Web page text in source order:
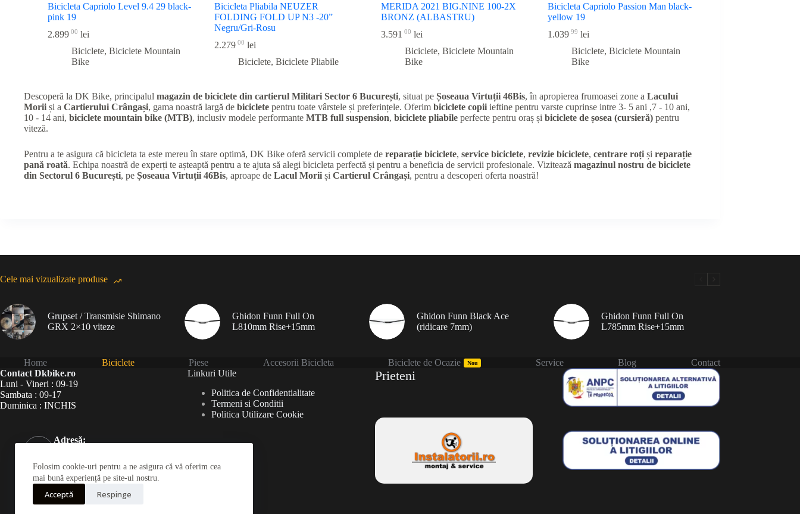
Folosim cookie-uri pentru a ne asigura că vă oferim cea
mai bună experiență pe site-ul nostru.
Acceptă Respinge
Bicicleta Capriolo Level 9.4 29 black-
pink 19
2.899 00 lei
Biciclete, Biciclete Mountain
Bike
Bicicleta Pliabila NEUZER
FOLDING FOLD UP N3 -20”
Negru/Gri-Rosu
2.27900 lei
Biciclete, Biciclete Pliabile
MERIDA 2021 BIG.NINE 100-2X
BRONZ (ALBASTRU)
3.591 00 lei
Biciclete, Biciclete Mountain
Bike
Bicicleta Capriolo Passion Man black-
yellow 19
1.03999 lei
Biciclete, Biciclete Mountain
Bike
Descoperă la DK Bike, principalul magazin de biciclete din cartierul Militari Sector 6 București, situat pe Șoseaua Virtuții 46Bis, în apropierea frumoasei zone a Lacului
Morii și a Cartierului Crângași, gama noastră largă de biciclete pentru toate vârstele și preferințele. Oferim biciclete copii ieftine pentru varste cuprinse intre 3- 5 ani ,7 - 10 ani,
10 - 14 ani, biciclete mountain bike (MTB), inclusiv modele performante MTB full suspension, biciclete pliabile perfecte pentru oraș și biciclete de șosea (cursieră) pentru
viteză.
Pentru a te asigura că bicicleta ta este mereu în stare optimă, DK Bike oferă servicii complete de reparație biciclete, service biciclete, revizie biciclete, centrare roți și reparație
pană roată. Echipa noastră de experți te așteaptă pentru a te ajuta să alegi bicicleta perfectă și pentru a beneficia de servicii profesionale. Vizitează magazinul nostru de biciclete
din Sectorul 6 București, pe Șoseaua Virtuții 46Bis, aproape de Lacul Morii și Cartierul Crângași, pentru a descoperi oferta noastră!
Cele mai vizualizate produse
Grupset / Transmisie Shimano
GRX 2×10 viteze
Ghidon Funn Full On
L810mm Rise+15mm
Ghidon Funn Black Ace
(ridicare 7mm)
Ghidon Funn Full On
L785mm Rise+15mm
Home Biciclete Piese Accesorii Bicicleta Biciclete de Ocazie Nou Service Blog
Contact
Contact Dkbike.ro
Luni - Vineri : 09-19
Sambata : 09-17
Duminica : INCHIS
Adresă:
București 060787
Telefon:
031 826 0120
Mobil:
Linkuri Utile
Politica de Confidentialitate
Termeni si Conditii
Politica Utilizare Cookie
Prieteni